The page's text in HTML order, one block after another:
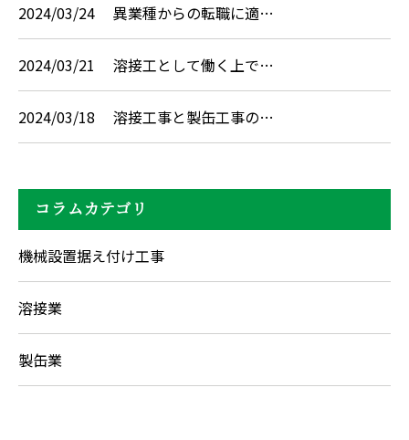
2024/03/24 異業種からの転職に適…
2024/03/21 溶接工として働く上で…
2024/03/18 溶接工事と製缶工事の…
コラムカテゴリ
機械設置据え付け工事
溶接業
製缶業